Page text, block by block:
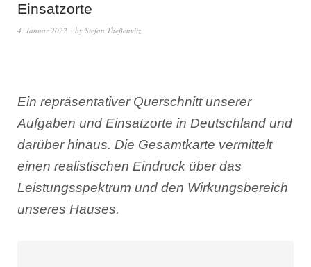
Einsatzorte
4. Januar 2022 by Stefan Theßenvitz
Ein repräsentativer Querschnitt unserer
Aufgaben und Einsatzorte in Deutschland und
darüber hinaus. Die Gesamtkarte vermittelt
einen realistischen Eindruck über das
Leistungsspektrum und den Wirkungsbereich
unseres Hauses.